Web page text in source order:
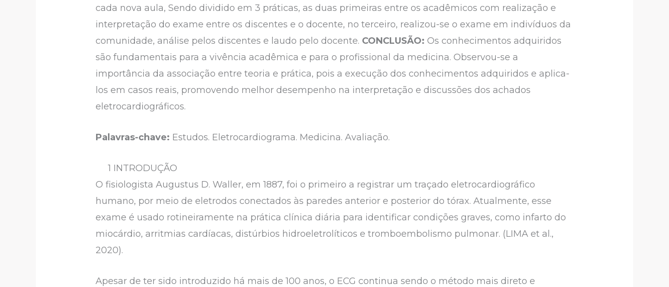
cada nova aula, Sendo dividido em 3 práticas, as duas primeiras entre os acadêmicos com realização e
interpretação do exame entre os discentes e o docente, no terceiro, realizou-se o exame em indivíduos da
comunidade, análise pelos discentes e laudo pelo docente. CONCLUSÃO:Os conhecimentos adquiridos
são fundamentais para a vivência acadêmica e para o profissional da medicina. Observou-se a
importância da associação entre teoria e prática, pois a execução dos conhecimentos adquiridos e aplica-
los em casos reais, promovendo melhor desempenho na interpretação e discussões dos achados
eletrocardiográficos.
Palavras-chave: Estudos. Eletrocardiograma. Medicina. Avaliação.
1 INTRODUÇÃO
O fisiologista Augustus D. Waller, em 1887, foi o primeiro a registrar um traçado eletrocardiográfico
humano, por meio de eletrodos conectados às paredes anterior e posterior do tórax. Atualmente, esse
exame é usado rotineiramente na prática clínica diária para identificar condições graves, como infarto do
miocárdio, arritmias cardíacas, distúrbios hidroeletrolíticos e tromboembolismo pulmonar. (LIMA et al.,
2020).
Apesar de ter sido introduzido há mais de 100 anos, o ECG continua sendo o método mais direto e